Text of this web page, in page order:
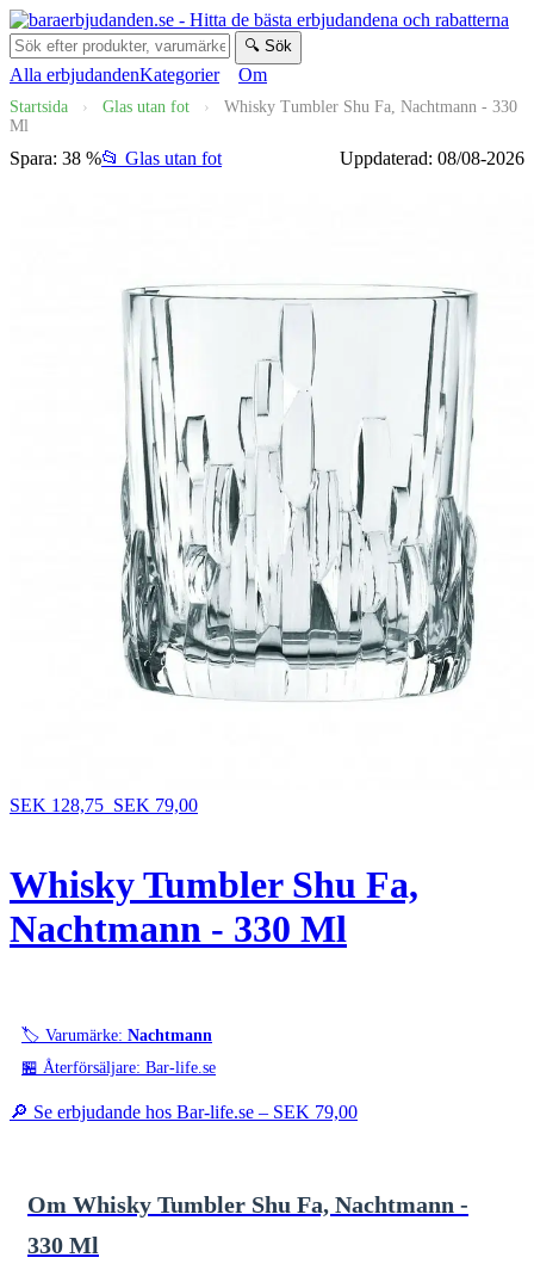
🔍 Sök
Alla erbjudandenKategorier Om
Startsida › Glas utan fot ›
Whisky Tumbler Shu Fa, Nachtmann - 330
Ml
Spara: 38 %📂 Glas utan fot Uppdaterad: 08/08-2026
SEK 128,75 SEK 79,00
Whisky Tumbler Shu Fa,
Nachtmann - 330 Ml
🏷️ Varumärke: Nachtmann
🏪 Återförsäljare: Bar-life.se
🔎 Se erbjudande hos Bar-life.se – SEK 79,00
Om Whisky Tumbler Shu Fa, Nachtmann -
330 Ml